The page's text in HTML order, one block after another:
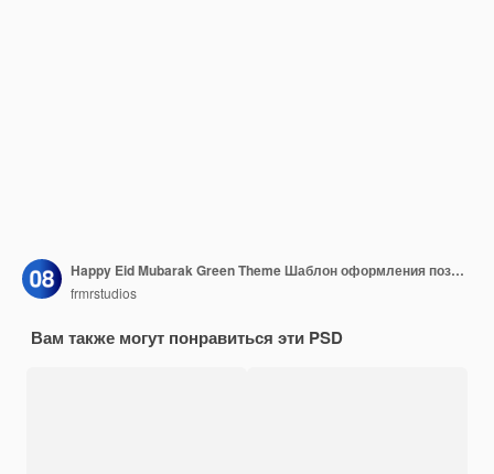
Happy Eid Mubarak Green Theme Шаблон оформления поздравительной открытки
frmrstudios
Вам также могут понравиться эти PSD